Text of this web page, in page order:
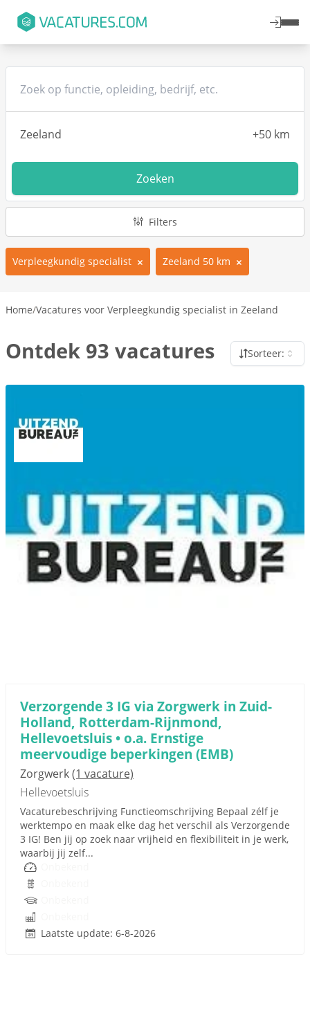
Zoeken
Filters
Verpleegkundig specialist Zeeland 50 km
Home/Vacatures voor Verpleegkundig specialist in Zeeland
Ontdek 93 vacatures Sorteer:
Verzorgende 3 IG via Zorgwerk in Zuid-
Holland, Rotterdam-Rijnmond,
Hellevoetsluis • o.a. Ernstige
meervoudige beperkingen (EMB)
Zorgwerk(1 vacature)
Hellevoetsluis
Vacaturebeschrijving Functieomschrijving Bepaal zélf je
werktempo en maak elke dag het verschil als Verzorgende
3 IG! Ben jij op zoek naar vrijheid en flexibiliteit in je werk,
waarbij jij zelf...
Laatste update: 6-8-2026